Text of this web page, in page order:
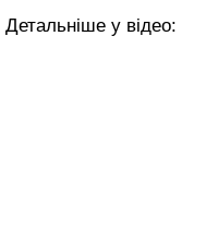
Детальніше у відео: